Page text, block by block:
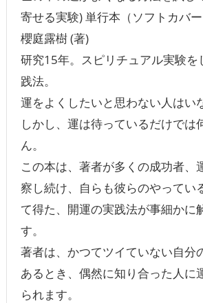
寄せる実験) 単行本（ソフトカバ
櫻庭露樹 (著)
研究15年。スピリチュアル実験を
践法。
運をよくしたいと思わない人はい
しかし、運は待っているだけでは
ん。
この本は、著者が多くの成功者、
察し続け、自らも彼らのやってい
て得た、開運の実践法が事細かに
す。
著者は、かつてツイていない自分
あるとき、偶然に知り合った人に
られます。